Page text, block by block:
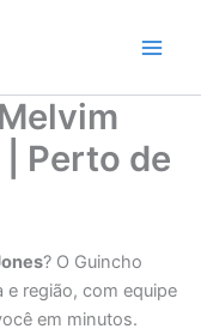
Perto de
? O Guincho
e região, com equipe
em minutos.